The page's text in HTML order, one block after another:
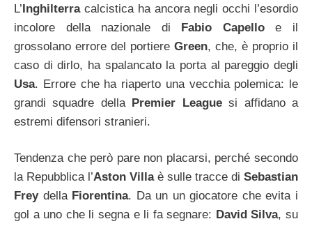
L’Inghilterra calcistica ha ancora negli occhi l’esordio
incolore della nazionale di Fabio Capelloe il
grossolano errore del portiere Green, che, è proprio il
caso di dirlo, ha spalancato la porta al pareggio degli
Usa. Errore che ha riaperto una vecchia polemica: le
grandi squadre della Premier Leaguesi affidano a
estremi difensori stranieri.
Tendenza che però pare non placarsi, perché secondo
la Repubblica l’Aston Villaè sulle tracce di Sebastian
Freydella Fiorentina. Da un un giocatore che evita i
gol a uno che li segna e li fa segnare: David Silva, su